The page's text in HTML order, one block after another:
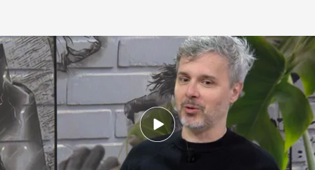
Una imagen de Juan Gómez-Jurado en su entrevista con Manso
Realización: Gabriel Pérez Iglesias
Miguel Manso
03 MAR 2026 - 14:42h.
El autor madrileño publica ‘Mentira’, su